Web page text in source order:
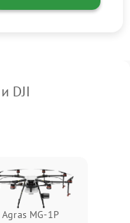
DJI
Agras MG-1P